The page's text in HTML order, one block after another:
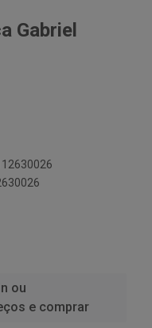
Gabriel
ou
e comprar